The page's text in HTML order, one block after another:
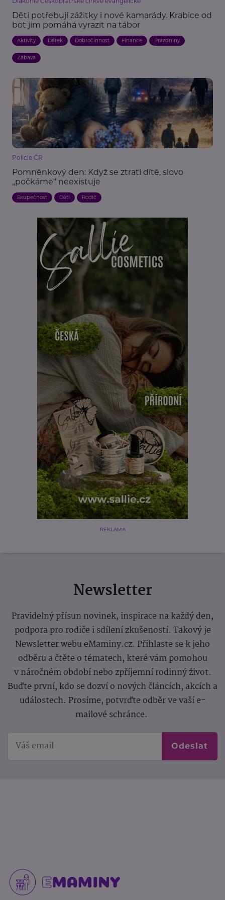
Děti potřebují zážitky i nové kamarády. Krabice od
bot jim pomáhá vyrazit na tábor
Aktivity Dárek Dobročinnost Finance Prázdniny
Zábava
Policie ČR
Pomněnkový den: Když se ztratí dítě, slovo
„počkáme“ neexistuje
Bezpečnost Děti Rodič
REKLAMA
Newsletter
Pravidelný přísun novinek, inspirace na každý den,
podpora pro rodiče i sdílení zkušeností. Takový je
Newsletter webu eMaminy.cz. Přihlaste se k jeho
odběru a čtěte o tématech, které vám pomohou
v náročném období nebo zpříjemní rodinný život.
Buďte první, kdo se dozví o nových článcích, akcích a
událostech. Prosíme, potvrďte odběr ve vaší e-
mailové schránce.
Odeslat